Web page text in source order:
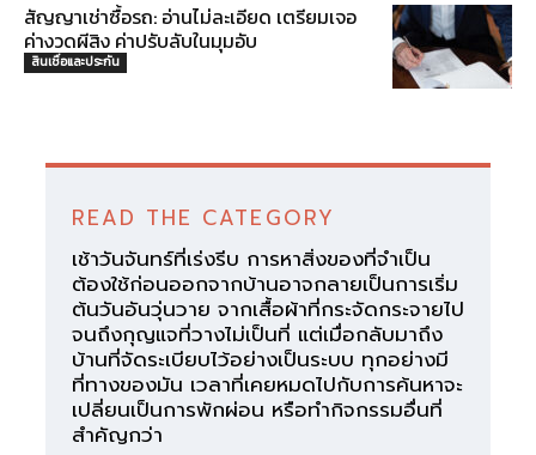
สัญญาเช่าซื้อรถ: อ่านไม่ละเอียด เตรียมเจอ
ค่างวดผีสิง ค่าปรับลับในมุมอับ
สินเชื่อและประกัน
READ THE CATEGORY
เช้าวันจันทร์ที่เร่งรีบ การหาสิ่งของที่จำเป็น
ต้องใช้ก่อนออกจากบ้านอาจกลายเป็นการเริ่ม
ต้นวันอันวุ่นวาย จากเสื้อผ้าที่กระจัดกระจายไป
จนถึงกุญแจที่วางไม่เป็นที่ แต่เมื่อกลับมาถึง
บ้านที่จัดระเบียบไว้อย่างเป็นระบบ ทุกอย่างมี
ที่ทางของมัน เวลาที่เคยหมดไปกับการค้นหาจะ
เปลี่ยนเป็นการพักผ่อน หรือทำกิจกรรมอื่นที่
สำคัญกว่า